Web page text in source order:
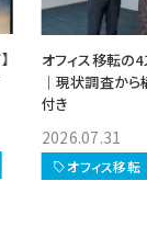
事務所の引越し
｜やること・ス
要な手続き【
2025.08.02
オフィス移転